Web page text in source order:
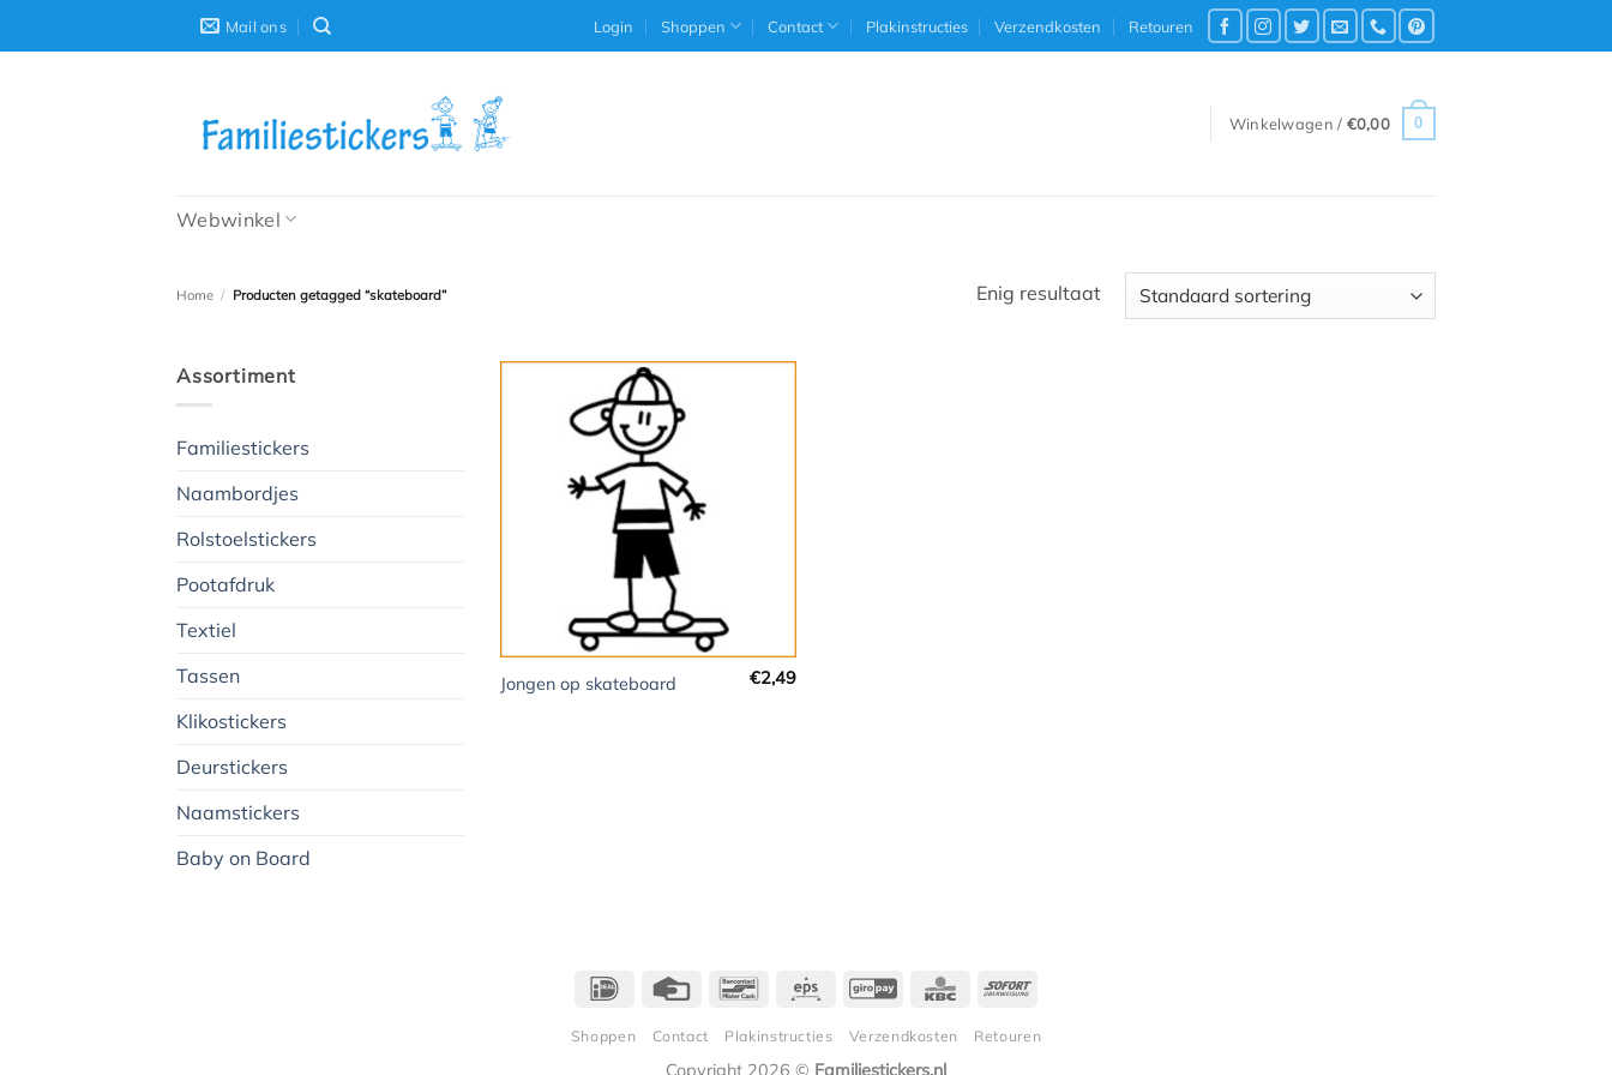
Mail ons Login Shoppen Contact Plakinstructies Verzendkosten Retouren
Winkelwagen / €0,00 0
Webwinkel
Home / Producten getagged “skateboard” Enig resultaat
Assortiment
Familiestickers
Naambordjes
Rolstoelstickers
Pootafdruk
Textiel
Tassen
Klikostickers
Deurstickers
Naamstickers
Baby on Board
Jongen op skateboard €2,49
IDeal
Credit
Bancontact
Eps GiroPay KBC Sofort
Shoppen Contact Plakinstructies Verzendkosten Retouren